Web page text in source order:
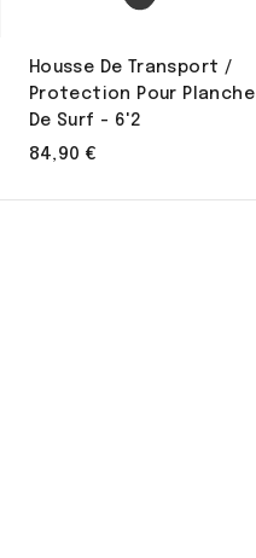
Housse De Transport /
Protection Pour Planche
De Surf - 6'2
84,90 €